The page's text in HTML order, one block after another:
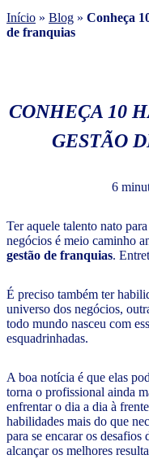
Início » Blog » Conheça
de franquias
CONHEÇA 10
GESTÃO
6
Ter aquele talento nato
negócios é meio caminho
gestão de franquias.
É preciso também ter
universo dos negócios,
todo mundo nasceu com
esquadrinhadas.
A boa notícia é que elas
torna o profissional ainda
enfrentar o dia a dia à
habilidades mais do que
para se encarar os desafios
alcançar os melhores